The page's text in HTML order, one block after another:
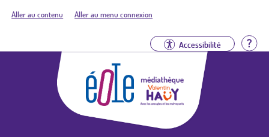
Aller au contenu Aller au menu connexion
Accessibilité